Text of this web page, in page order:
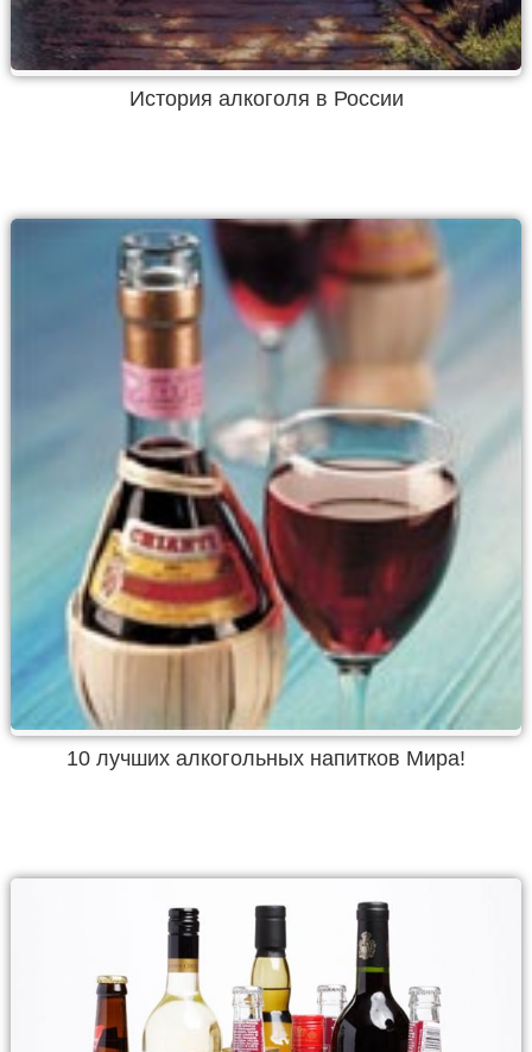
История алкоголя в России
10 лучших алкогольных напитков Мира!